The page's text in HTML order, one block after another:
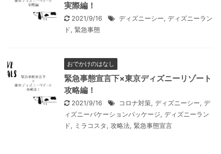
実際編！
2021/9/16 ディズニーシー, ディズニーラン
ド, 緊急事態
おでかけのはなし
緊急事態宣言下×東京ディズニーリゾート
攻略編！
2021/9/16 コロナ対策, ディズニーシー, デ
ィズニーバケーションパッケージ, ディズニーラン
ド, ミラコスタ, 攻略法, 緊急事態宣言